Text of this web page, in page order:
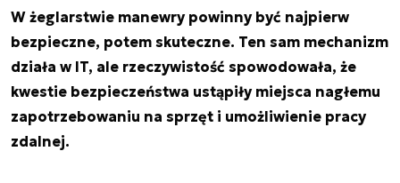
W żeglarstwie manewry powinny być najpierw
bezpieczne, potem skuteczne. Ten sam mechanizm
działa w IT, ale rzeczywistość spowodowała, że
kwestie bezpieczeństwa ustąpiły miejsca nagłemu
zapotrzebowaniu na sprzęt i umożliwienie pracy
zdalnej.